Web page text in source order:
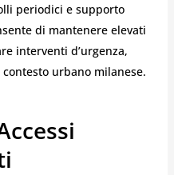
periodici e supporto
di mantenere elevati
interventi d’urgenza,
urbano milanese.